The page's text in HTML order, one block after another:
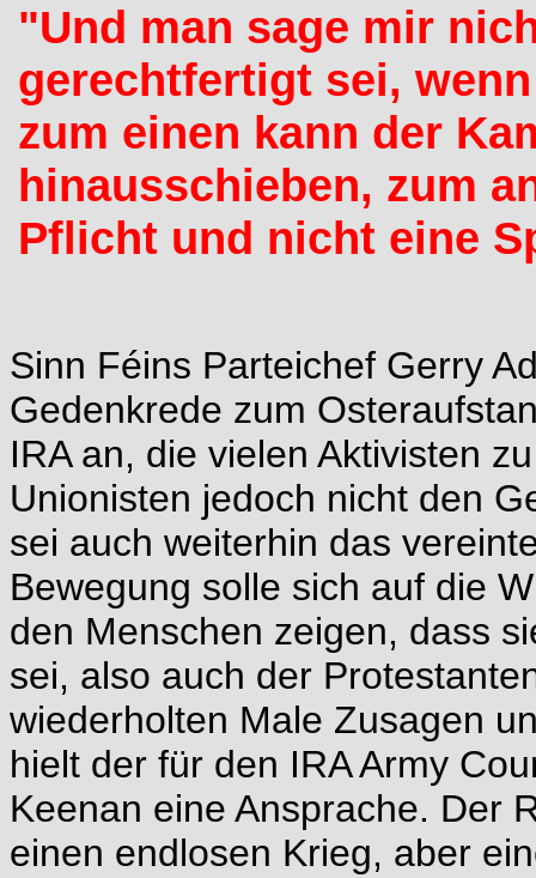
"Und man sage mir
gerechtfertigt sei,
zum einen kann der
hinausschieben, zum
Pflicht und nicht eine
Sinn Féins Parteichef Gerry
Gedenkrede zum
IRA an, die vielen Aktivisten
Unionisten jedoch nicht den
sei auch weiterhin das
Bewegung solle sich auf die
den Menschen zeigen, dass
sei, also auch der
wiederholten Male Zusagen
hielt der für den IRA Army
Keenan eine Ansprache. Der
einen endlosen Krieg, aber